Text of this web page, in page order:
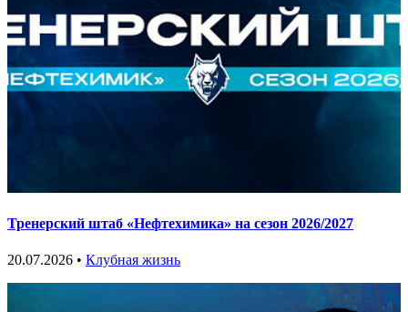
Тренерский штаб «Нефтехимика» на сезон 2026/2027
20.07.2026 • Клубная жизнь